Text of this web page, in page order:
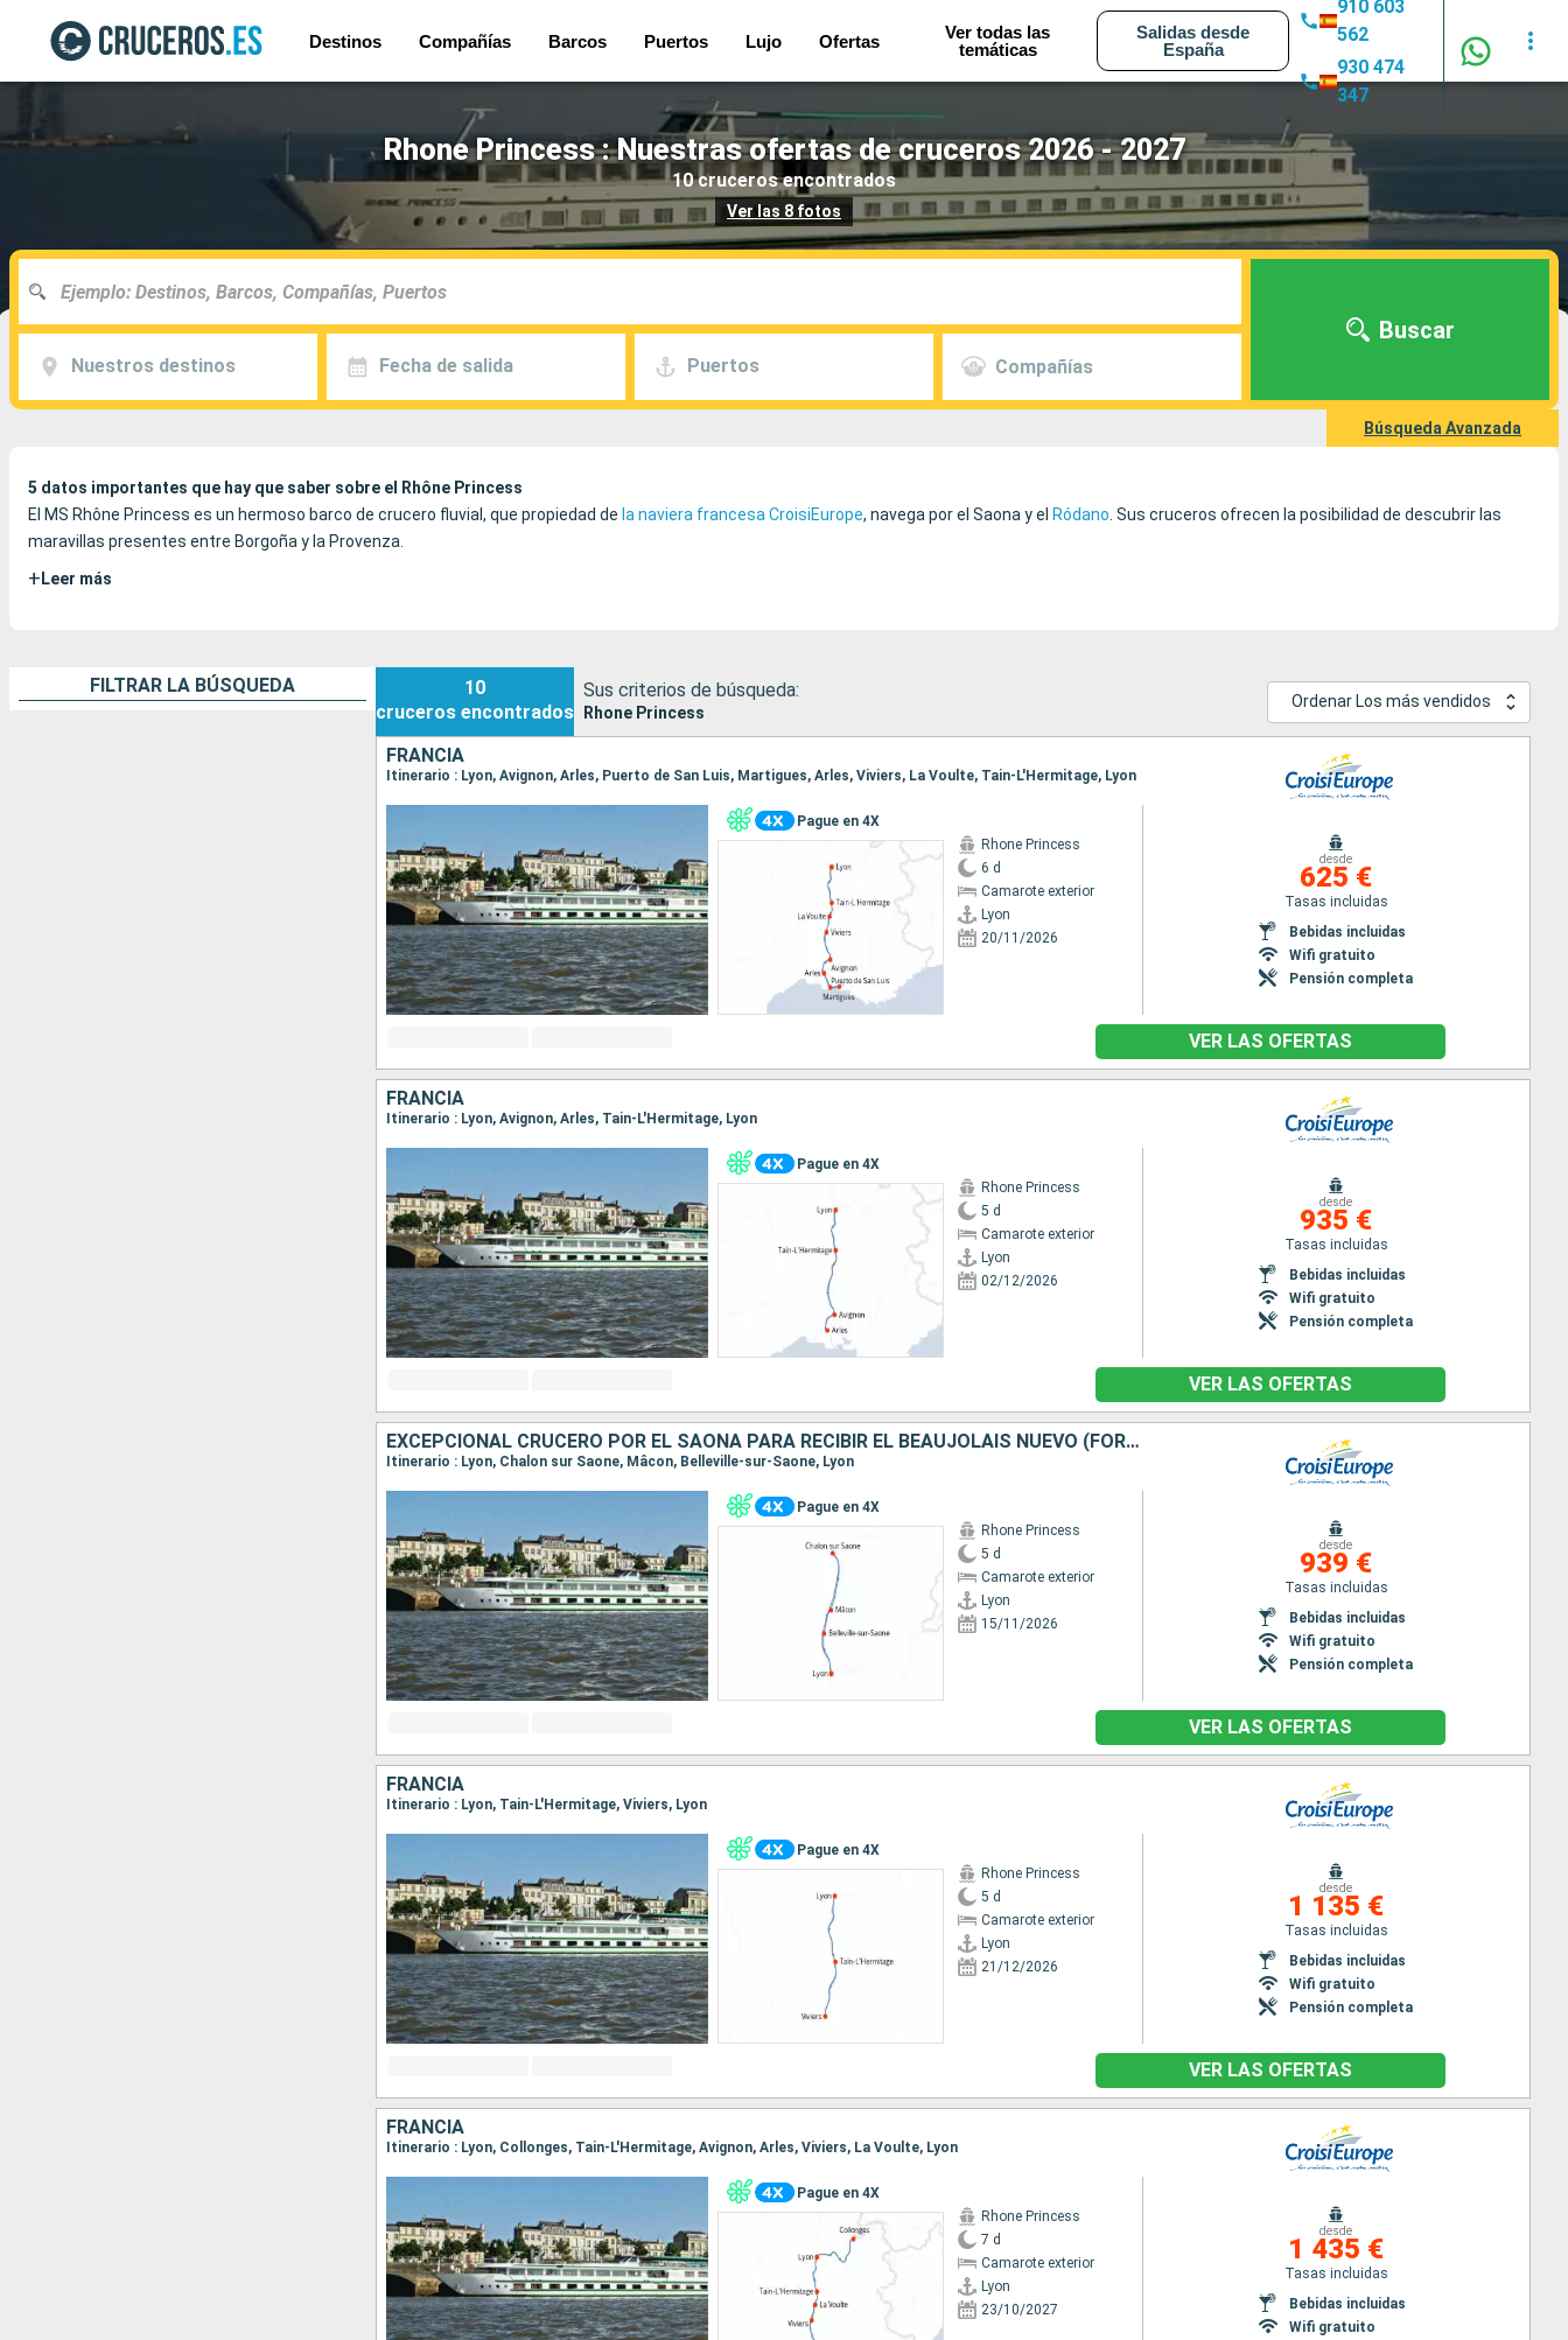
Destinos Compañías Barcos Puertos Lujo Ofertas
Ver todas las
temáticas
Salidas desde
España
910 603
562
930 474
347
Rhone Princess : Nuestras ofertas de cruceros 2026 - 2027
10 cruceros encontrados
Ver las 8 fotos
Nuestros destinos Fecha de salida Puertos Compañías
Buscar
Búsqueda Avanzada
5 datos importantes que hay que saber sobre el Rhône Princess
El MS Rhône Princess es un hermoso barco de crucero fluvial, que propiedad de la naviera francesa CroisiEurope, navega por el Saona y el Ródano . Sus cruceros ofrecen la posibilidad de descubrir las
maravillas presentes entre Borgoña y la Provenza.
+ Leer más
FILTRAR LA BÚSQUEDA
10
cruceros encontrados
Sus criterios de búsqueda:
Rhone Princess
Ordenar Los más vendidos
FRANCIA
Itinerario : Lyon, Avignon, Arles, Puerto de San Luis, Martigues, Arles, Viviers, La Voulte, Tain-L'Hermitage, Lyon
Pague en 4X
Rhone Princess
6 d
Camarote exterior
Lyon
20/11/2026
desde
625 €
Tasas incluidas
Bebidas incluidas
Wifi gratuito
Pensión completa
VER LAS OFERTAS
FRANCIA
Itinerario : Lyon, Avignon, Arles, Tain-L'Hermitage, Lyon
Pague en 4X
Rhone Princess
5 d
Camarote exterior
Lyon
02/12/2026
desde
935 €
Tasas incluidas
Bebidas incluidas
Wifi gratuito
Pensión completa
VER LAS OFERTAS
EXCEPCIONAL CRUCERO POR EL SAONA PARA RECIBIR EL BEAUJOLAIS NUEVO (FORMULA PUERTO/PUERTO)
Itinerario : Lyon, Chalon sur Saone, Mâcon, Belleville-sur-Saone, Lyon
Pague en 4X
Rhone Princess
5 d
Camarote exterior
Lyon
15/11/2026
desde
939 €
Tasas incluidas
Bebidas incluidas
Wifi gratuito
Pensión completa
VER LAS OFERTAS
FRANCIA
Itinerario : Lyon, Tain-L'Hermitage, Viviers, Lyon
Pague en 4X
Rhone Princess
5 d
Camarote exterior
Lyon
21/12/2026
desde
1 135 €
Tasas incluidas
Bebidas incluidas
Wifi gratuito
Pensión completa
VER LAS OFERTAS
FRANCIA
Itinerario : Lyon, Collonges, Tain-L'Hermitage, Avignon, Arles, Viviers, La Voulte, Lyon
Pague en 4X
Rhone Princess
7 d
Camarote exterior
Lyon
23/10/2027
desde
1 435 €
Tasas incluidas
Bebidas incluidas
Wifi gratuito